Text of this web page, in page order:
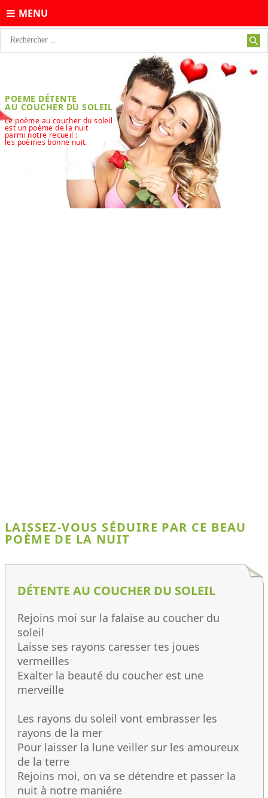
MENU
POEME DÉTENTE
AU COUCHER DU SOLEIL
Le poème au coucher du soleil
est un poème de la nuit
parmi notre recueil :
les poèmes bonne nuit.
LAISSEZ-VOUS SÉDUIRE PAR CE BEAU
POÈME DE LA NUIT
DÉTENTE AU COUCHER DU SOLEIL
Rejoins moi sur la falaise au coucher du
soleil
Laisse ses rayons caresser tes joues
vermeilles
Exalter la beauté du coucher est une
merveille
Les rayons du soleil vont embrasser les
rayons de la mer
Pour laisser la lune veiller sur les amoureux
de la terre
Rejoins moi, on va se détendre et passer la
nuit à notre maniére